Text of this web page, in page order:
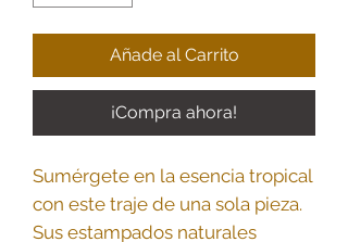
Añade al Carrito
¡Compra ahora!
Sumérgete en la esencia tropical
con este traje de una sola pieza.
Sus estampados naturales